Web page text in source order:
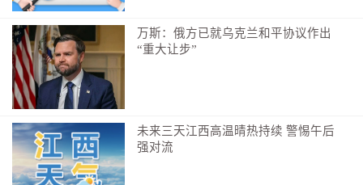
万斯：俄方已就乌克兰和平协议作出
“重大让步”
未来三天江西高温晴热持续 警惕午后
强对流